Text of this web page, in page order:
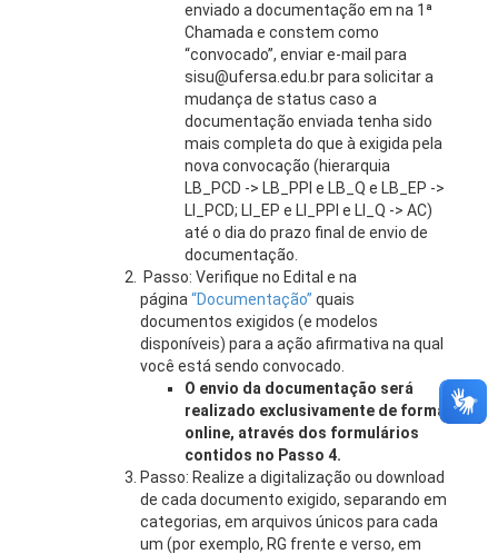
enviado a documentação em na 1ª
Chamada e constem como
“convocado”, enviar e-mail para
sisu@ufersa.edu.br para solicitar a
mudança de status caso a
documentação enviada tenha sido
mais completa do que à exigida pela
nova convocação (hierarquia
LB_PCD -> LB_PPI e LB_Q e LB_EP ->
LI_PCD; LI_EP e LI_PPI e LI_Q -> AC)
até o dia do prazo final de envio de
documentação.
Passo: Verifique no Edital e na
página “Documentação” quais
documentos exigidos (e modelos
disponíveis) para a ação afirmativa na qual
você está sendo convocado.
O envio da documentação será
realizado exclusivamente de forma
online, através dos formulários
contidos no Passo 4.
Passo: Realize a digitalização ou download
de cada documento exigido, separando em
categorias, em arquivos únicos para cada
um (por exemplo, RG frente e verso, em